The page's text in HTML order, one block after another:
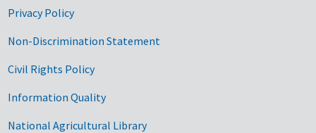
Privacy Policy
Non-Discrimination Statement
Civil Rights Policy
Information Quality
National Agricultural Library